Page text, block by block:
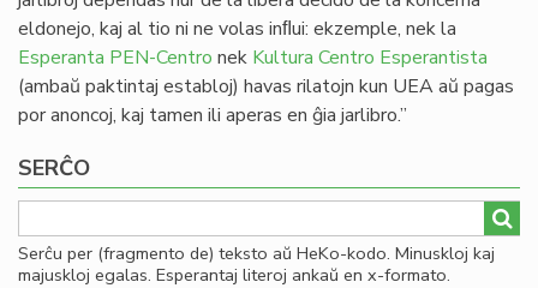
eldonejo, kaj al tio ni ne volas inﬂui: ekzemple, nek la
Esperanta PEN-Centro nek Kultura Centro Esperantista
(ambaŭ paktintaj establoj) havas rilatojn kun UEA aŭ pagas
por anoncoj, kaj tamen ili aperas en ĝia jarlibro.”
SERĈO
Serĉu per (fragmento de) teksto aŭ HeKo-kodo. Minuskloj kaj
majuskloj egalas. Esperantaj literoj ankaŭ en x-formato.